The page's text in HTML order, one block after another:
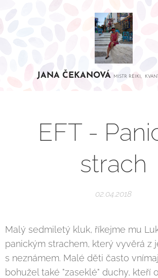
JANA ČEKANOVÁ MISTR REIKI,
EFT -
strach
02.04.2018
Malý sedmiletý kluk, říkejme mu
panickým strachem, který vyvěrá z
s neznámem. Malé děti často
bohužel také "zaseklé" duchy, kteří